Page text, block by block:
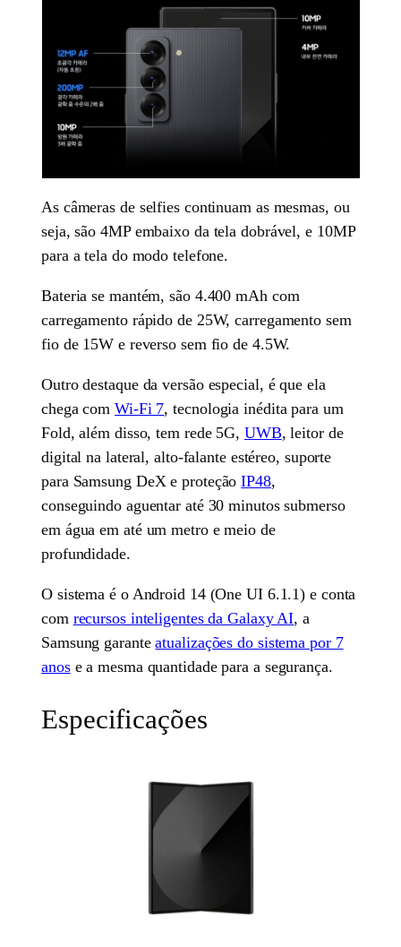
As câmeras de selfies continuam as mesmas, ou
seja, são 4MP embaixo da tela dobrável, e 10MP
para a tela do modo telefone.
Bateria se mantém, são 4.400 mAh com
carregamento rápido de 25W, carregamento sem
fio de 15W e reverso sem fio de 4.5W.
Outro destaque da versão especial, é que ela
chega comWi-Fi 7, tecnologia inédita para um
Fold, além disso, tem rede 5G, UWB, leitor de
digital na lateral, alto-falante estéreo, suporte
para Samsung DeX e proteçãoIP48,
conseguindo aguentar até 30 minutos submerso
em água em até um metro e meio de
profundidade.
O sistema é o Android 14 (One UI 6.1.1) e conta
com recursos inteligentes da Galaxy AI, a
Samsung garanteatualizações do sistema por 7
anose a mesma quantidade para a segurança.
Especificações